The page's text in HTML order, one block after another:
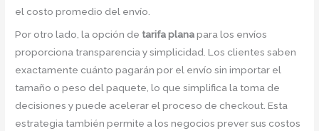
el costo promedio del envío.
Por otro lado, la opción de tarifa planapara los envíos
proporciona transparencia y simplicidad. Los clientes saben
exactamente cuánto pagarán por el envío sin importar el
tamaño o peso del paquete, lo que simplifica la toma de
decisiones y puede acelerar el proceso de checkout. Esta
estrategia también permite a los negocios prever sus costos